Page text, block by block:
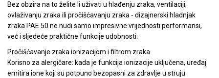
Bez obzira na to želite li uživati u hlađenju zraka, ventilaciji,
ovlaživanju zraka ili pročišćavanju zraka - dizajnerski hladnjak
zraka PAE 50 ne nudi samo impresivne vrijednosti performansi,
već i sljedeće praktične funkcije udobnosti:
Pročišćavanje zraka ionizacijom i filtrom zraka
Korisno za alergičare: kada je funkcija ionizacije uključena, uređaj
emitira ione koji su potpuno bezopasni za zdravlje u struju